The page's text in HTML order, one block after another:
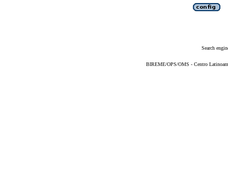
Search
BIREME/OPS/OMS - Centro